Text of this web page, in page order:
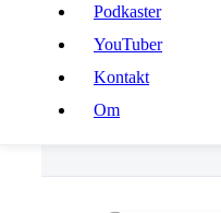
Podkaster
YouTuber
Kontakt
Om
YouTuber
Kontakt
rapport